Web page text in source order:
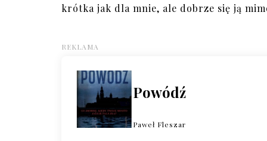
krótka jak dla mnie, ale dobrze się ją